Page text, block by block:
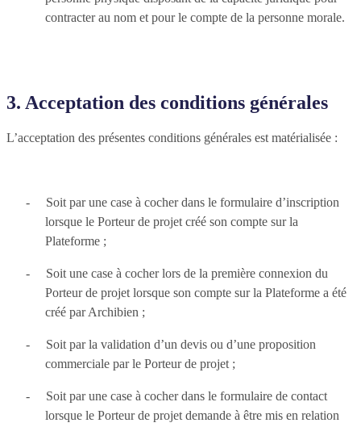
contracter au nom et pour le compte de la personne morale.
3. Acceptation des conditions générales
L’acceptation des présentes conditions générales est matérialisée :
-
Soit par une case à cocher dans le formulaire d’inscription
lorsque le Porteur de projet créé son compte sur la
Plateforme ;
-
Soit une case à cocher lors de la première connexion du
Porteur de projet lorsque son compte sur la Plateforme a été
créé par Archibien ;
-
Soit par la validation d’un devis ou d’une proposition
commerciale par le Porteur de projet ;
-
Soit par une case à cocher dans le formulaire de contact
lorsque le Porteur de projet demande à être mis en relation